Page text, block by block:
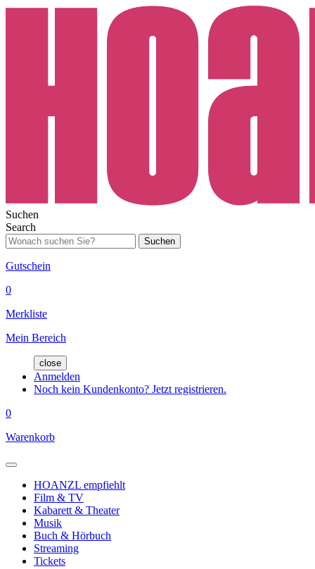
Suchen
Search
Suchen
Gutschein
0
Merkliste
Mein Bereich
close
Anmelden
Noch kein Kundenkonto? Jetzt registrieren.
0
Warenkorb
HOANZL empfiehlt
Film & TV
Kabarett & Theater
Musik
Buch & Hörbuch
Streaming
Tickets